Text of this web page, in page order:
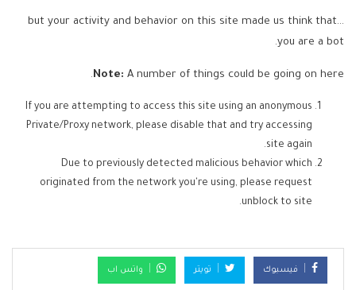
...but your activity and behavior on this site made us think that
you are a bot.
Note: A number of things could be going on here.
If you are attempting to access this site using an anonymous
Private/Proxy network, please disable that and try accessing
site again.
Due to previously detected malicious behavior which
originated from the network you're using, please request
unblock to site.
فيسبوك تويتر واتس اب